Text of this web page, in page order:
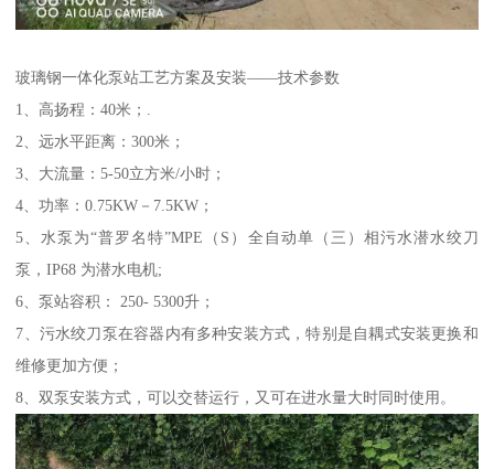
玻璃钢一体化泵站工艺方案及安装——技术参数
1、高扬程：40米；.
2、远水平距离：300米；
3、大流量：5-50立方米/小时；
4、功率：0.75KW－7.5KW；
5、水泵为“普罗名特”MPE（S）全自动单（三）相污水潜水绞刀
泵，IP68 为潜水电机;
6、泵站容积： 250- 5300升；
7、污水绞刀泵在容器内有多种安装方式，特别是自耦式安装更换和
维修更加方便；
8、双泵安装方式，可以交替运行，又可在进水量大时同时使用。